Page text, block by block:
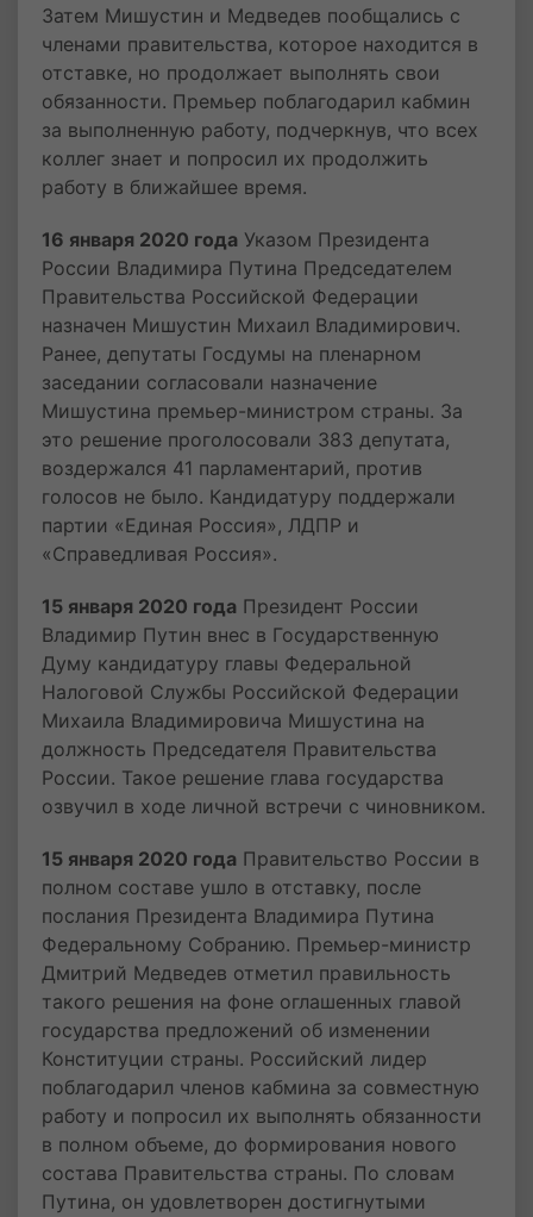
Затем Мишустин и Медведев пообщались с
членами правительства, которое находится в
отставке, но продолжает выполнять свои
обязанности. Премьер поблагодарил кабмин
за выполненную работу, подчеркнув, что всех
коллег знает и попросил их продолжить
работу в ближайшее время.
16 января 2020 года Указом Президента
России Владимира Путина Председателем
Правительства Российской Федерации
назначен Мишустин Михаил Владимирович.
Ранее, депутаты Госдумы на пленарном
заседании согласовали назначение
Мишустина премьер-министром страны. За
это решение проголосовали 383 депутата,
воздержался 41 парламентарий, против
голосов не было. Кандидатуру поддержали
партии «Единая Россия», ЛДПР и
«Справедливая Россия».
15 января 2020 года Президент России
Владимир Путин внес в Государственную
Думу кандидатуру главы Федеральной
Налоговой Службы Российской Федерации
Михаила Владимировича Мишустина на
должность Председателя Правительства
России. Такое решение глава государства
озвучил в ходе личной встречи с чиновником.
15 января 2020 года Правительство России в
полном составе ушло в отставку, после
послания Президента Владимира Путина
Федеральному Собранию. Премьер-министр
Дмитрий Медведев отметил правильность
такого решения на фоне оглашенных главой
государства предложений об изменении
Конституции страны. Российский лидер
поблагодарил членов кабмина за совместную
работу и попросил их выполнять обязанности
в полном объеме, до формирования нового
состава Правительства страны. По словам
Путина, он удовлетворен достигнутыми